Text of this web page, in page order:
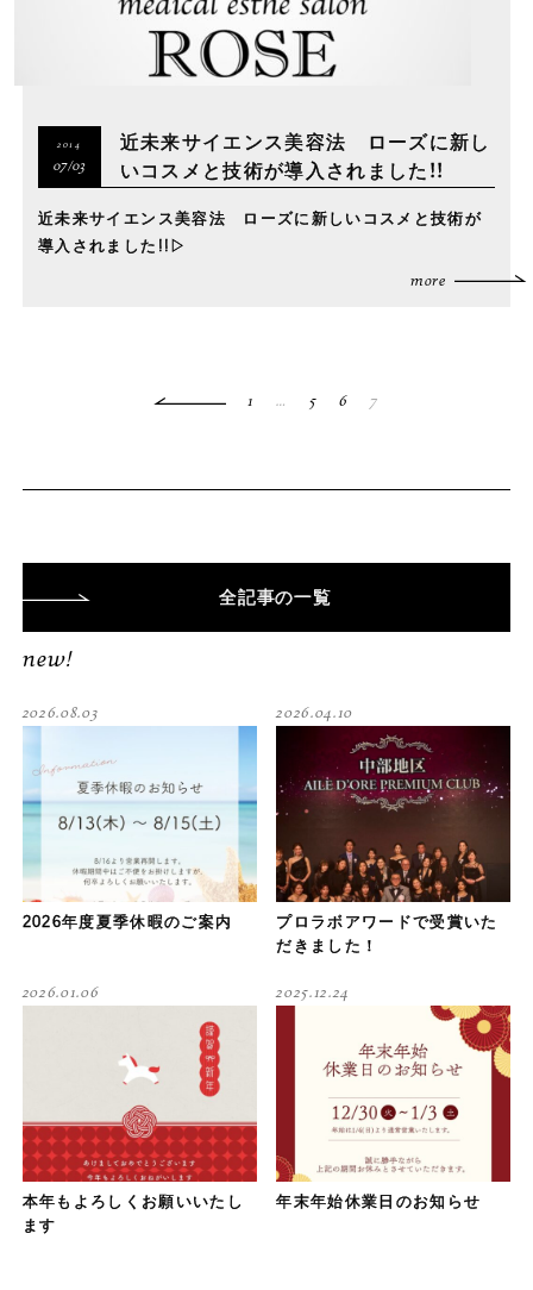
2014
07/03
近未来サイエンス美容法 ローズに新し
いコスメと技術が導入されました!!
近未来サイエンス美容法 ローズに新しいコスメと技術が
導入されました!!▷
more
1 … 5 6 7
全記事の一覧
new!
2026年度夏季休暇のご案内
2026.08.03
プロラボアワードで受賞いた
だきました！
2026.04.10
本年もよろしくお願いいたし
ます
2026.01.06
年末年始休業日のお知らせ
2025.12.24